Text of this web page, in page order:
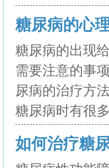
糖尿病的心
糖尿病的出现
需要注意的事
尿病的治疗方
糖尿病时有很
如何治疗糖